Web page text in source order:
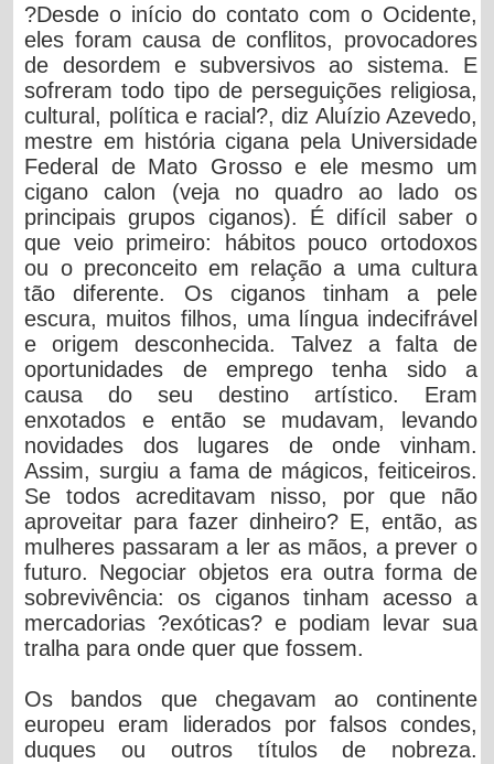
?Desde o início do contato com o Ocidente,
eles foram causa de conflitos, provocadores
de desordem e subversivos ao sistema. E
sofreram todo tipo de perseguições religiosa,
cultural, política e racial?, diz Aluízio Azevedo,
mestre em história cigana pela Universidade
Federal de Mato Grosso e ele mesmo um
cigano calon (veja no quadro ao lado os
principais grupos ciganos). É difícil saber o
que veio primeiro: hábitos pouco ortodoxos
ou o preconceito em relação a uma cultura
tão diferente. Os ciganos tinham a pele
escura, muitos filhos, uma língua indecifrável
e origem desconhecida. Talvez a falta de
oportunidades de emprego tenha sido a
causa do seu destino artístico. Eram
enxotados e então se mudavam, levando
novidades dos lugares de onde vinham.
Assim, surgiu a fama de mágicos, feiticeiros.
Se todos acreditavam nisso, por que não
aproveitar para fazer dinheiro? E, então, as
mulheres passaram a ler as mãos, a prever o
futuro. Negociar objetos era outra forma de
sobrevivência: os ciganos tinham acesso a
mercadorias ?exóticas? e podiam levar sua
tralha para onde quer que fossem.
Os bandos que chegavam ao continente
europeu eram liderados por falsos condes,
duques ou outros títulos de nobreza.